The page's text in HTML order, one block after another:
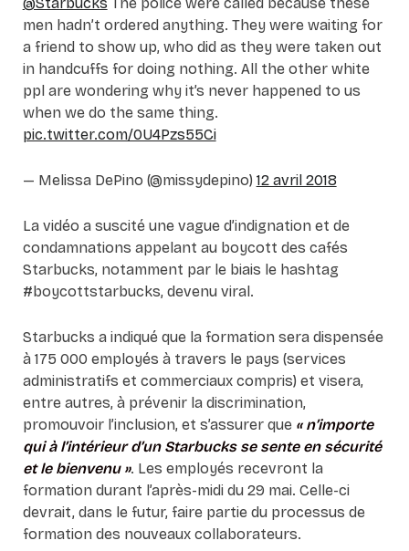
men hadn’t ordered anything. They were waiting for
a friend to show up, who did as they were taken out
in handcuffs for doing nothing. All the other white
ppl are wondering why it’s never happened to us
when we do the same thing.
pic.twitter.com/0U4Pzs55Ci
— Melissa DePino (@missydepino) 12 avril 2018
La vidéo a suscité une vague d’indignation et de
condamnations appelant au boycott des cafés
Starbucks, notamment par le biais le hashtag
#boycottstarbucks, devenu viral.
Starbucks a indiqué que la formation sera dispensée
à 175 000 employés à travers le pays (services
administratifs et commerciaux compris) et visera,
entre autres, à prévenir la discrimination,
promouvoir l’inclusion, et s’assurer que « n’importe
qui à l’intérieur d’un Starbucks se sente en sécurité
et le bienvenu ». Les employés recevront la
formation durant l’après-midi du 29 mai. Celle-ci
devrait, dans le futur, faire partie du processus de
formation des nouveaux collaborateurs.